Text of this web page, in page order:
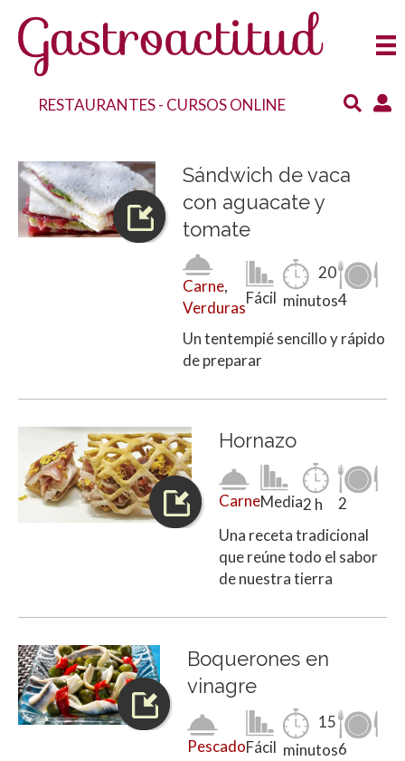
RESTAURANTES- CURSOS ONLINE
Sándwich de vaca
con aguacate y
tomate
Carne,
Verduras
Fácil
20
minutos4
Un tentempié sencillo y rápido
de preparar
Hornazo
CarneMedia2 h
2
Una receta tradicional
que reúne todo el sabor
de nuestra tierra
Boquerones en
vinagre
PescadoFácil
15
minutos6